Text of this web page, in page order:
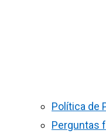
Política de
Perguntas